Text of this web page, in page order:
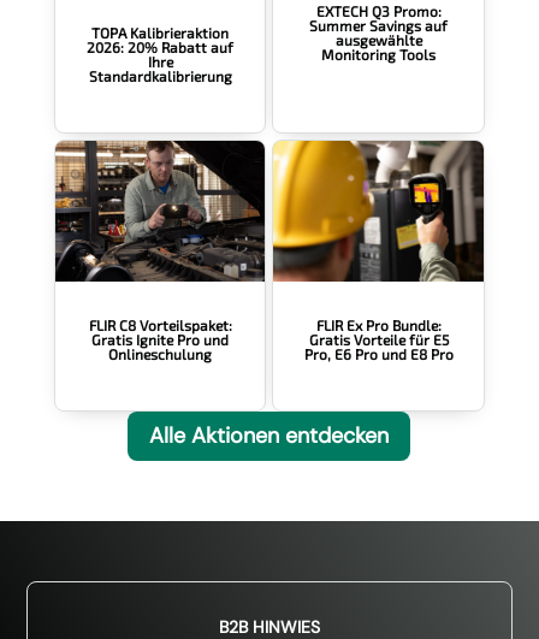
TOPA Kalibrieraktion
2026: 20% Rabatt auf
Ihre
Standardkalibrierung
EXTECH Q3 Promo:
Summer Savings auf
ausgewählte
Monitoring Tools
FLIR C8 Vorteilspaket:
Gratis Ignite Pro und
Onlineschulung
FLIR Ex Pro Bundle:
Gratis Vorteile für E5
Pro, E6 Pro und E8 Pro
Alle Aktionen entdecken
B2B HINWIES